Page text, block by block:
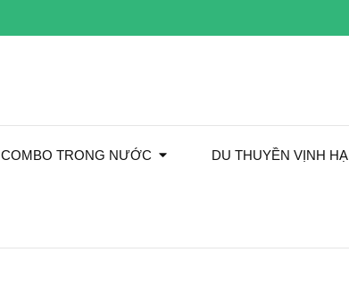
COMBO TRONG NƯỚC DU THUYỀN VỊNH